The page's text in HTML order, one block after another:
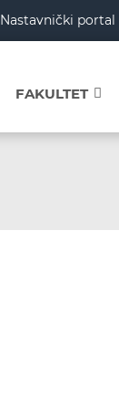
Nastavnički portal
FAKULTET